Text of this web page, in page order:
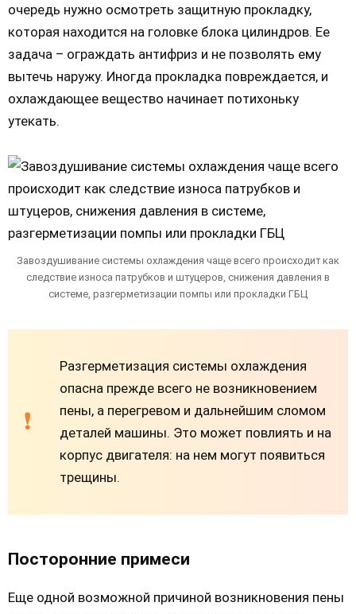
очередь нужно осмотреть защитную прокладку,
которая находится на головке блока цилиндров. Ее
задача – ограждать антифриз и не позволять ему
вытечь наружу. Иногда прокладка повреждается, и
охлаждающее вещество начинает потихоньку
утекать.
Завоздушивание системы охлаждения чаще всего происходит как
следствие износа патрубков и штуцеров, снижения давления в
системе, разгерметизации помпы или прокладки ГБЦ
Разгерметизация системы охлаждения
опасна прежде всего не возникновением
пены, а перегревом и дальнейшим сломом
деталей машины. Это может повлиять и на
корпус двигателя: на нем могут появиться
трещины.
Посторонние примеси
Еще одной возможной причиной возникновения пены